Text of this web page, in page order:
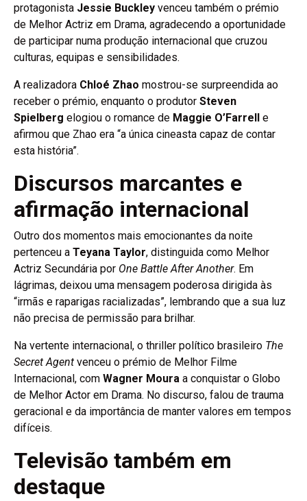
protagonista Jessie Buckley venceu também o prémio
de Melhor Actriz em Drama, agradecendo a oportunidade
de participar numa produção internacional que cruzou
culturas, equipas e sensibilidades.
A realizadora Chloé Zhao mostrou-se surpreendida ao
receber o prémio, enquanto o produtor Steven
Spielberg elogiou o romance de Maggie O’Farrell e
afirmou que Zhao era “a única cineasta capaz de contar
esta história”.
Discursos marcantes e
afirmação internacional
Outro dos momentos mais emocionantes da noite
pertenceu a Teyana Taylor, distinguida como Melhor
Actriz Secundária por One Battle After Another. Em
lágrimas, deixou uma mensagem poderosa dirigida às
“irmãs e raparigas racializadas”, lembrando que a sua luz
não precisa de permissão para brilhar.
Na vertente internacional, o thriller político brasileiro The
Secret Agent venceu o prémio de Melhor Filme
Internacional, com Wagner Moura a conquistar o Globo
de Melhor Actor em Drama. No discurso, falou de trauma
geracional e da importância de manter valores em tempos
difíceis.
Televisão também em
destaque